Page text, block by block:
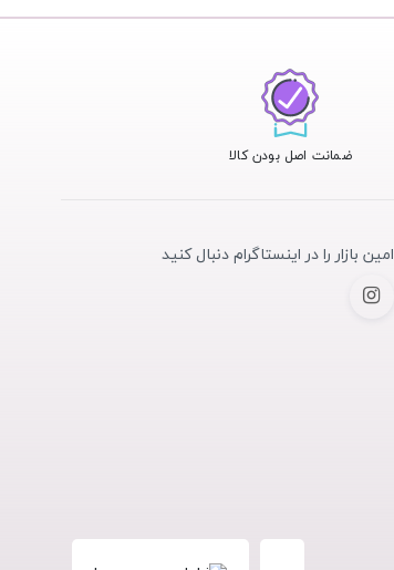
ضمانت اصل بودن کالا
امین بازار را در اینستاگرام دنبال کنید